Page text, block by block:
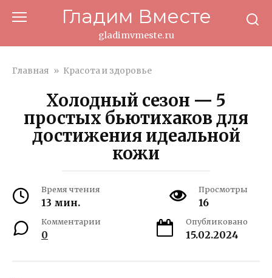
Гладим Вместе
gladimvmeste.ru
Главная » Красота и здоровье
Холодный сезон — 5
простых бьютихаков для
достижения идеальной
кожи
Время чтения
13 мин.
Просмотры
16
Комментарии
0
Опубликовано
15.02.2024